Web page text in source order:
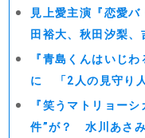
見上愛主演『恋愛
田裕大、秋田汐梨、
『青島くんはいじ
に 「2人の見守り人
『笑うマトリョー
件”が？ 水川あさ